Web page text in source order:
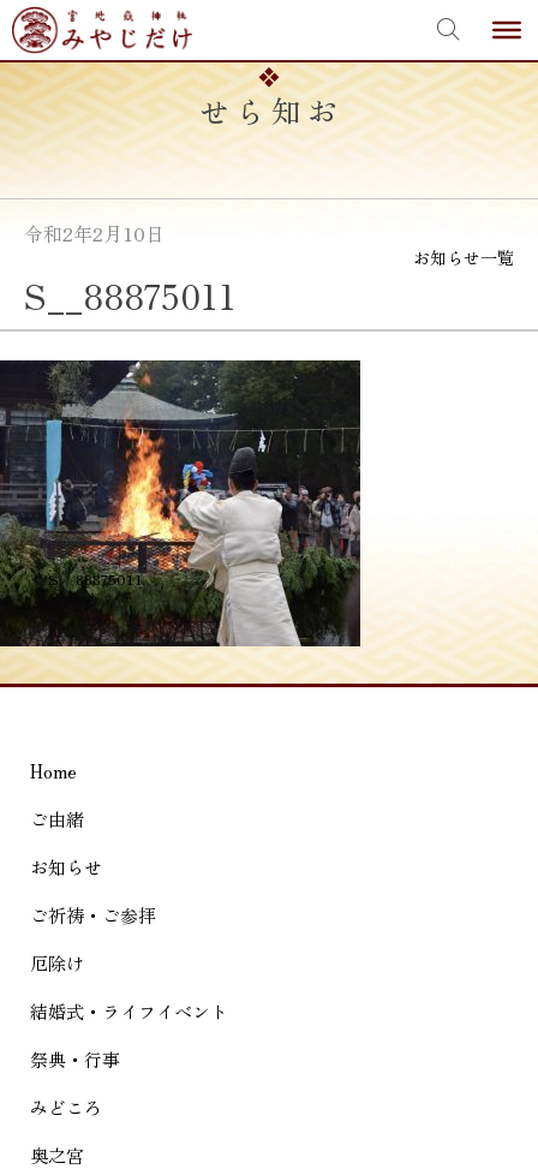
Skip
to
content
お知らせ
令和2年2月10日
お知らせ一覧
S__88875011
投
稿
ナ
ビ
ー
シ
ョ
ン
≪S__88875011
Home
ご由緒
お知らせ
ご祈祷・ご参拝
厄除け
結婚式・ライフイベント
祭典・行事
みどころ
奥之宮